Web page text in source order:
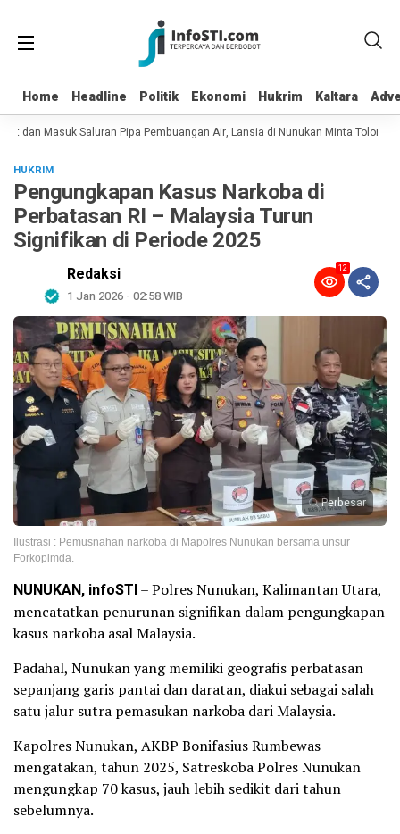
Home Headline Politik Ekonomi Hukrim Kaltara
Home Headline Politik Ekonomi Hukrim Kaltara
dan Masuk Saluran Pipa Pembuangan Air, Lansia di Nunukan Minta Tolong
HUKRIM
Pengungkapan Kasus Narkoba di
Perbatasan RI – Malaysia Turun
Signifikan di Periode 2025
Redaksi
1 Jan 2026 - 02:58 WIB
12
Perbesar
Ilustrasi : Pemusnahan narkoba di Mapolres Nunukan bersama unsur
Forkopimda.
NUNUKAN, infoSTI– Polres Nunukan, Kalimantan Utara,
mencatatkan penurunan signifikan dalam pengungkapan
kasus narkoba asal Malaysia.
Padahal, Nunukan yang memiliki geografis perbatasan
sepanjang garis pantai dan daratan, diakui sebagai salah
satu jalur sutra pemasukan narkoba dari Malaysia.
Kapolres Nunukan, AKBP Bonifasius Rumbewas
mengatakan, tahun 2025, Satreskoba Polres Nunukan
mengungkap 70 kasus, jauh lebih sedikit dari tahun
sebelumnya.